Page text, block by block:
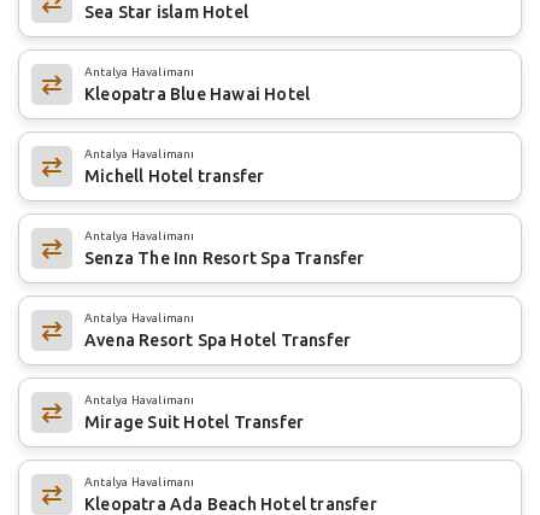
Sea Star islam Hotel
Antalya Havalimanı
Kleopatra Blue Hawai Hotel
Antalya Havalimanı
Michell Hotel transfer
Antalya Havalimanı
Senza The Inn Resort Spa Transfer
Antalya Havalimanı
Avena Resort Spa Hotel Transfer
Antalya Havalimanı
Mirage Suit Hotel Transfer
Antalya Havalimanı
Kleopatra Ada Beach Hotel transfer